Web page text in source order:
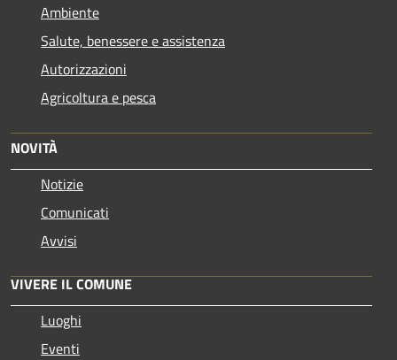
Ambiente
Salute, benessere e assistenza
Autorizzazioni
Agricoltura e pesca
NOVITÀ
Notizie
Comunicati
Avvisi
VIVERE IL COMUNE
Luoghi
Eventi